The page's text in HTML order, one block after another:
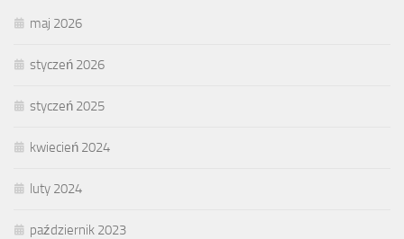
maj 2026
styczeń 2026
styczeń 2025
kwiecień 2024
luty 2024
październik 2023